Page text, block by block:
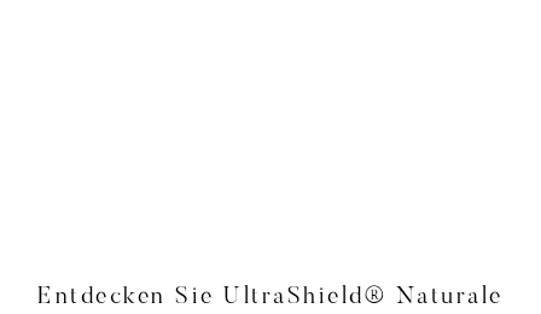
Entdecken Sie UltraShield® Naturale